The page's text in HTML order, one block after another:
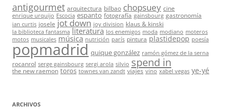
antigourmet arquitectura bilbao chopsuey cine
enrique urquijo Escocia espanto fotografía gainsbourg gastronomía
ian curtis josele jot down joy division klaus & kinski
la biblioteca fantasma literatura los enemigos moda modiano moteros
motos musicales música nutrición parís pintura plastidepop poesía
popmadrid quique gonzález ramón gómez de la serna
rocanrol serge gainsbourg sergi arola silvio spend in
the new raemon toros townes van zandt viajes vino xabel vegas ye-yé
ARCHIVOS